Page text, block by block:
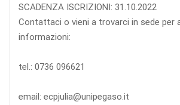
SCADENZA ISCRIZIONI: 31.10.2022
Contattaci o vieni a trovarci in sede per
informazioni:
tel.: 0736 096621
email: ecpjulia@unipegaso.it